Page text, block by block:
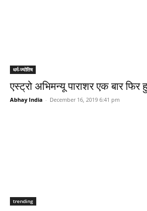
धर्म-ज्योतिष
एस्ट्रो अभिमन्यू पाराशर एक बार फिर
Abhay India - December 16, 2019 6:41 pm
trending